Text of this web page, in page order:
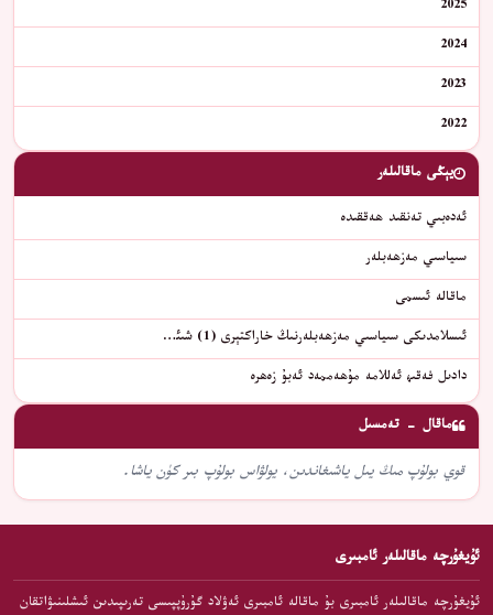
2025
2024
2023
2022
يېڭى ماقالىلەر
ئەدەبىي تەنقىد ھەققىدە
سىياسىي مەزھەبلەر
ماقالە ئىسمى
ئىسلامدىكى سىياسىي مەزھەبلەرنىڭ خاراكتېرى (1) شىئ…
دادىل فەقىھ ئەللامە مۇھەممەد ئەبۇ زەھرە
ماقال - تەمسىل
قوي بولۇپ مىڭ يىل ياشىغاندىن، يولۋاس بولۇپ بىر كۈن ياشا.
ئۇيغۇرچە ماقالىلەر ئامبىرى
ئۇيغۇرچە ماقالىلەر ئامبىرى بۇ ماقالە ئامبىرى ئەۋلاد گۇرۇپپىسى تەرىپىدىن ئىشلىنىۋاتقان